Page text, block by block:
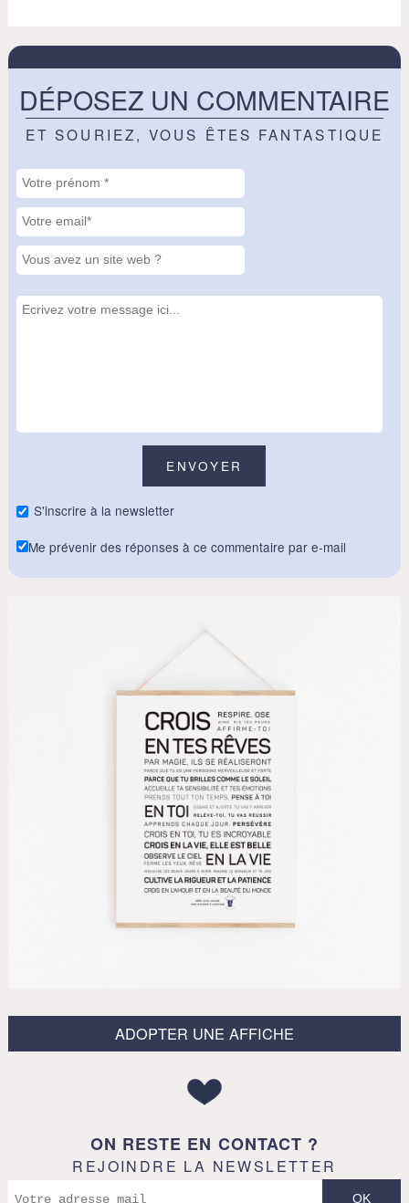
DÉPOSEZ UN COMMENTAIRE
ET SOURIEZ, VOUS ÊTES FANTASTIQUE
S'inscrire à la newsletter
Me prévenir des réponses à ce commentaire par e-mail
ADOPTER UNE AFFICHE
ON RESTE EN CONTACT ?
REJOINDRE LA NEWSLETTER